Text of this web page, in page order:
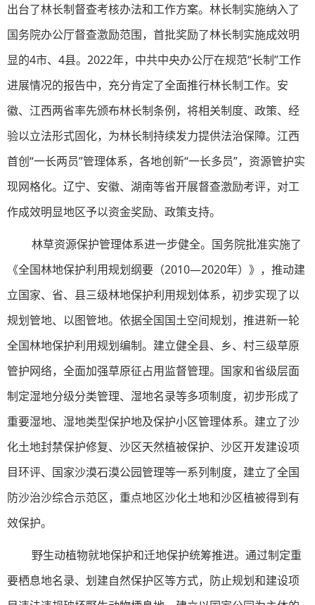
出台了林长制督查考核办法和工作方案。林长制实施纳入了
国务院办公厅督查激励范围，首批奖励了林长制实施成效明
显的4市、4县。2022年，中共中央办公厅在规范“长制”工作
进展情况的报告中，充分肯定了全面推行林长制工作。安
徽、江西两省率先颁布林长制条例，将相关制度、政策、经
验以立法形式固化，为林长制持续发力提供法治保障。江西
首创“一长两员”管理体系，各地创新“一长多员”，资源管护实
现网格化。辽宁、安徽、湖南等省开展督查激励考评，对工
作成效明显地区予以资金奖励、政策支持。
林草资源保护管理体系进一步健全。国务院批准实施了
《全国林地保护利用规划纲要（2010—2020年）》，推动建
立国家、省、县三级林地保护利用规划体系，初步实现了以
规划管地、以图管地。依据全国国土空间规划，推进新一轮
全国林地保护利用规划编制。建立健全县、乡、村三级草原
管护网络，全面加强草原征占用监督管理。国家和省级层面
制定湿地分级分类管理、湿地名录等多项制度，初步形成了
重要湿地、湿地类型保护地及保护小区管理体系。建立了沙
化土地封禁保护修复、沙区天然植被保护、沙区开发建设项
目环评、国家沙漠石漠公园管理等一系列制度，建立了全国
防沙治沙综合示范区，重点地区沙化土地和沙区植被得到有
效保护。
野生动植物就地保护和迁地保护统筹推进。通过制定重
要栖息地名录、划建自然保护区等方式，防止规划和建设项